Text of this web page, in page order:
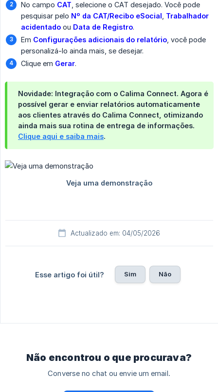
No campo CAT , selecione o CAT desejado. Você pode
pesquisar pelo Nº da CAT/Recibo eSocial Trabalhador
acidentado ou Data de Registro.
Em Configurações adicionais do relatório , você pode
personalizá-lo ainda mais, se desejar.
Clique em Gerar.
Novidade: Integração com o Calima Connect. Agora é
possível gerar e enviar relatórios automaticamente
aos clientes através do Calima Connect , otimizando
ainda mais sua rotina de entrega de informações.
Clique aqui e saiba mais.
Actualizado em: 04/05/2026
Esse artigo foi útil? Sim Não
Não encontrou o que procurava?
Converse no chat ou envie um email.